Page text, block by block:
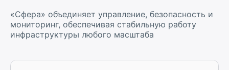
«Сфера» объединяет управление, безопасность и
мониторинг, обеспечивая стабильную работу
инфраструктуры любого масштаба